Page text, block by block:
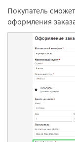
Покупатель
оформления